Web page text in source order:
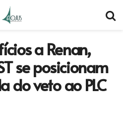
a Renan,
se posicionam
do veto ao PLC